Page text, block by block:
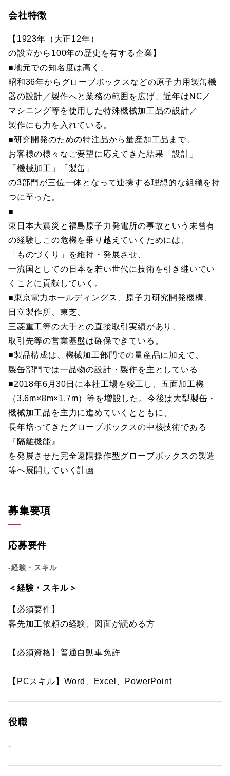
会社特徴
【1923年（大正12年）
の設立から100年の歴史を有する企業】
■地元での知名度は高く、
昭和36年からグローブボックスなどの原子力用製缶機
器の設計／製作へと業務の範囲を広げ、近年はNC／
マシニング等を使用した特殊機械加工品の設計／
製作にも力を入れている。
■研究開発のための特注品から量産加工品まで、
お客様の様々なご要望に応えてきた結果「設計」
「機械加工」「製缶」
の3部門が三位一体となって連携する理想的な組織を持
つに至った。
■
東日本大震災と福島原子力発電所の事故という未曾有
の経験しこの危機を乗り越えていくためには、
「ものづくり」を維持・発展させ、
一流国としての日本を若い世代に技術を引き継いでい
くことに貢献していく。
■東京電力ホールディングス、原子力研究開発機構、
日立製作所、東芝、
三菱重工等の大手との直接取引実績があり、
取引先等の営業基盤は確保できている。
■製品構成は、機械加工部門での量産品に加えて、
製缶部門では一品物の設計・製作を主としている
■2018年6月30日に本社工場を竣工し、五面加工機
（3.6m×8m×1.7m）等を増設した。今後は大型製缶・
機械加工品を主力に進めていくとともに、
長年培ってきたグローブボックスの中核技術である
『隔離機能』
を発展させた完全遠隔操作型グローブボックスの製造
等へ展開していく計画
募集要項
応募要件
-経験・スキル
＜経験・スキル＞
【必須要件】
客先加工依頼の経験、図面が読める方
【必須資格】普通自動車免許
【PCスキル】Word、Excel、PowerPoint
役職
-